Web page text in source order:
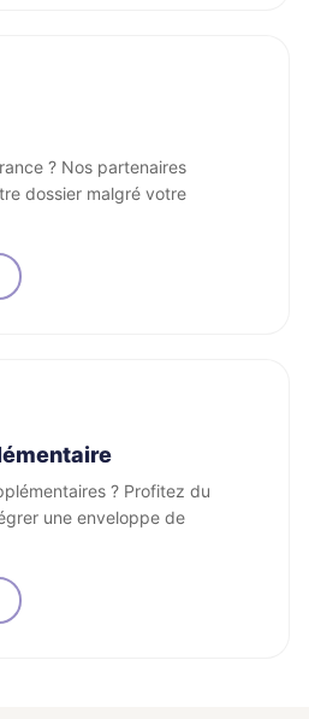
? Nos partenaires
dossier malgré votre
? Profitez du
une enveloppe de